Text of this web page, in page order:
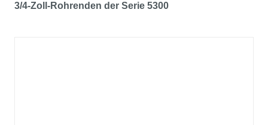
3/4-Zoll-Rohrenden der Serie 5300